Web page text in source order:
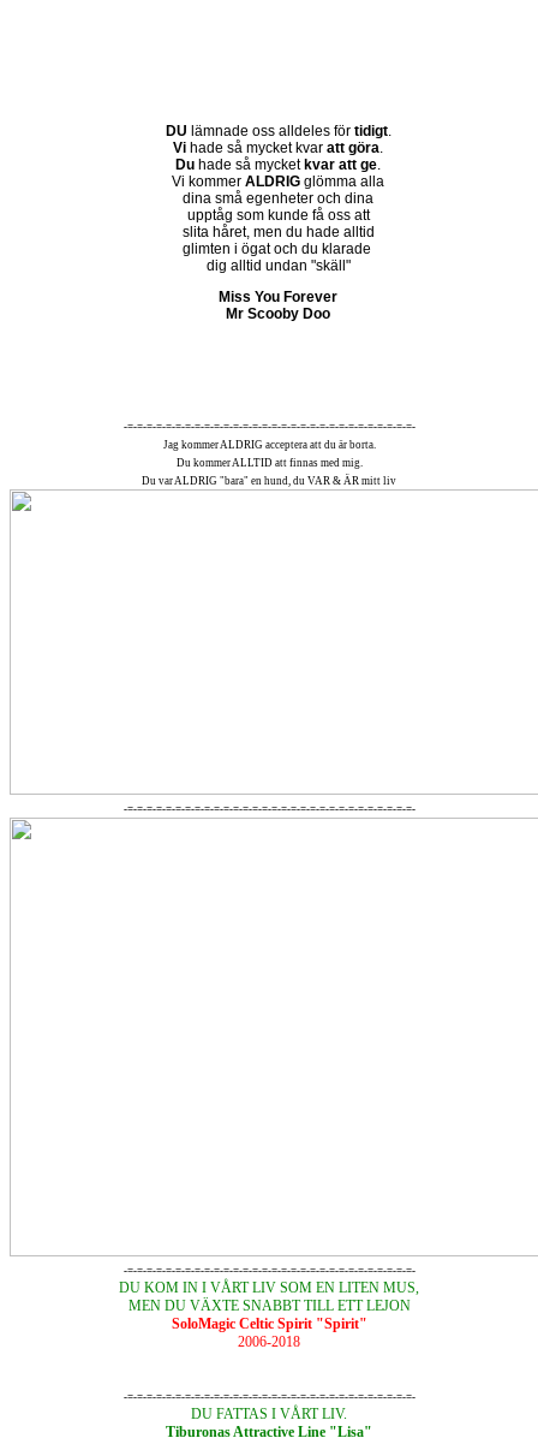
DU lämnade oss alldeles för tidigt.
Vi hade så mycket kvar att göra.
Du hade så mycket kvar att ge.
Vi kommer ALDRIG glömma alla
dina små egenheter och dina
upptåg som kunde få oss att
slita håret, men du hade alltid
glimten i ögat och du klarade
dig alltid undan "skäll"
Miss You Forever
Mr Scooby Doo
-=-=-=-=-=-=-=-=-=-=-=-=-=-=-=-=-=-=-=-=-=-=-=-=-=-=-=-=-=-=-
Jag kommer ALDRIG acceptera att du är borta.
Du kommer ALLTID att finnas med mig.
Du var ALDRIG "bara" en hund, du VAR & ÄR mitt liv
-=-=-=-=-=-=-=-=-=-=-=-=-=-=-=-=-=-=-=-=-=-=-=-=-=-=-=-=-=-=-
-=-=-=-=-=-=-=-=-=-=-=-=-=-=-=-=-=-=-=-=-=-=-=-=-=-=-=-=-=-=-
DU KOM IN I VÅRT LIV SOM EN LITEN MUS,
MEN DU VÄXTE SNABBT TILL ETT LEJON
SoloMagic Celtic Spirit "Spirit"
2006-2018
-=-=-=-=-=-=-=-=-=-=-=-=-=-=-=-=-=-=-=-=-=-=-=-=-=-=-=-=-=-=-
DU FATTAS I VÅRT LIV.
Tiburonas Attractive Line "Lisa"